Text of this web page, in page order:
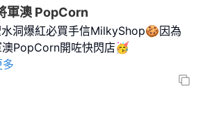
軍澳 PopCorn
洞爆紅必買手信MilkyShop🍪因為
PopCorn開咗快閃店🥳
多